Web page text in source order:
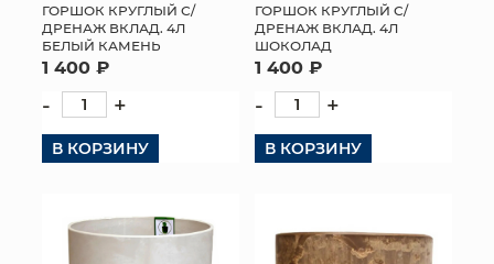
ГОРШОК КРУГЛЫЙ С/
ДРЕНАЖ ВКЛАД. 4Л
БЕЛЫЙ КАМЕНЬ
1 400 ₽
- +
В КОРЗИНУ
ГОРШОК КРУГЛЫЙ С/
ДРЕНАЖ ВКЛАД. 4Л
ШОКОЛАД
1 400 ₽
- +
В КОРЗИНУ